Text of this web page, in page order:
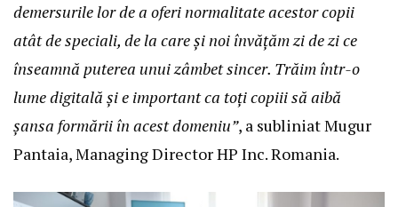
demersurile lor de a oferi normalitate acestor copii
atât de speciali, de la care și noi învățăm zi de zi ce
înseamnă puterea unui zâmbet sincer. Trăim într-o
lume digitală și e important ca toți copiii să aibă
șansa formării în acest domeniu”, a subliniat Mugur
Pantaia, Managing Director HP Inc. Romania.